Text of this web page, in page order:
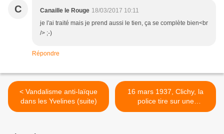
C Canaille le Rouge 18/03/2017 10:11
je l'ai traité mais je prend aussi le tien, ça se complète bien<br
/> ;-)
Répondre
< Vandalisme anti-laïque
dans les Yvelines (suite)
16 mars 1937, Clichy, la
police tire sur une
manifestation anti-fasciste: